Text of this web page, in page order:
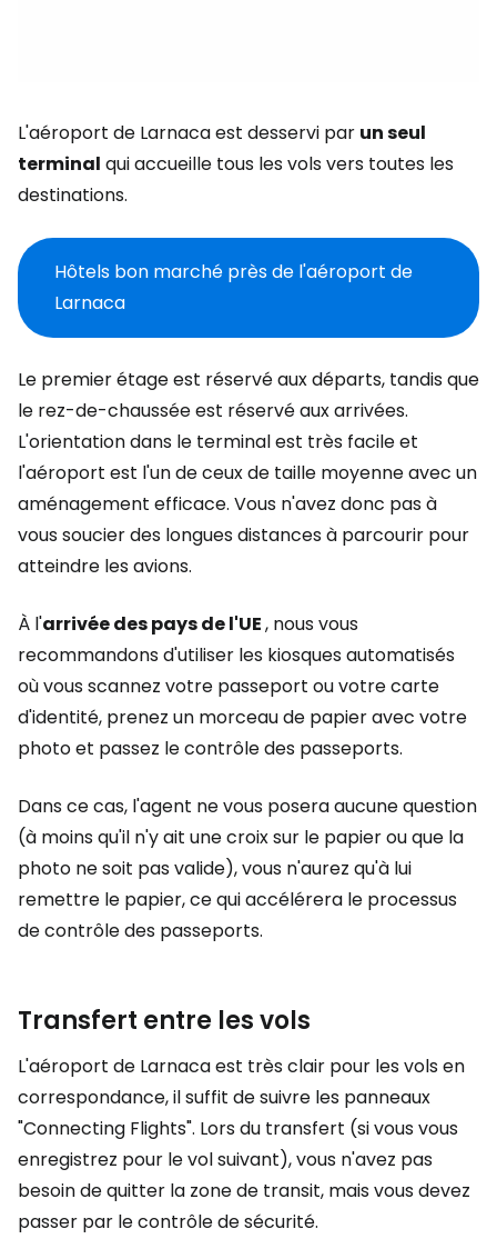
L'aéroport de Larnaca est desservi par un seul
terminal qui accueille tous les vols vers toutes les
destinations.
Hôtels bon marché près de l'aéroport de
Larnaca
Le premier étage est réservé aux départs, tandis que
le rez-de-chaussée est réservé aux arrivées.
L'orientation dans le terminal est très facile et
l'aéroport est l'un de ceux de taille moyenne avec un
aménagement efficace. Vous n'avez donc pas à
vous soucier des longues distances à parcourir pour
atteindre les avions.
À l'arrivéedes pays de l'UE, nous vous
recommandons d'utiliser les kiosques automatisés
où vous scannez votre passeport ou votre carte
d'identité, prenez un morceau de papier avec votre
photo et passez le contrôle des passeports.
Dans ce cas, l'agent ne vous posera aucune question
(à moins qu'il n'y ait une croix sur le papier ou que la
photo ne soit pas valide), vous n'aurez qu'à lui
remettre le papier, ce qui accélérera le processus
de contrôle des passeports.
Transfert entre les vols
L'aéroport de Larnaca est très clair pour les vols en
correspondance, il suffit de suivre les panneaux
"Connecting Flights". Lors du transfert (si vous vous
enregistrez pour le vol suivant), vous n'avez pas
besoin de quitter la zone de transit, mais vous devez
passer par le contrôle de sécurité.